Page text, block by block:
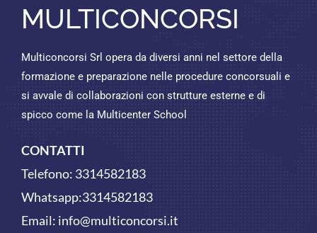
MULTICONCORSI
Multiconcorsi Srl opera da diversi anni nel settore della
formazione e preparazione nelle procedure concorsuali e
si avvale di collaborazioni con strutture esterne e di
spicco come la Multicenter School
CONTATTI
Telefono: 3314582183
Whatsapp:3314582183
Email: info@multiconcorsi.it